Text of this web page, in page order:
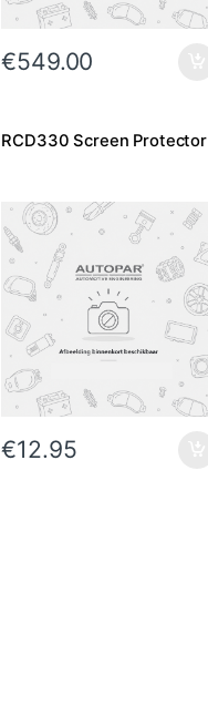
€549.00
RCD330 Screen Protector
€12.95